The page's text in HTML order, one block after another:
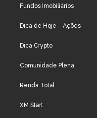
Fundos Imobiliários
Dica de Hoje – Ações
Dica Crypto
Comunidade Plena
Renda Total
XM Start